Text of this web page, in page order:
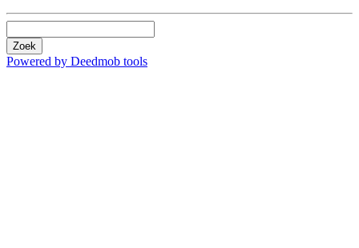
Zoek
Powered by Deedmob tools